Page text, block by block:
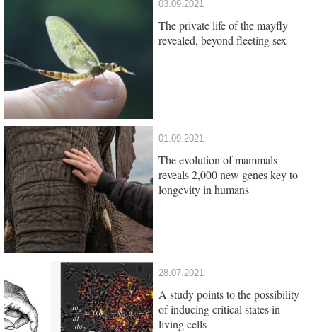
03.09.2021
The private life of the mayfly
revealed, beyond fleeting sex
01.09.2021
The evolution of mammals
reveals 2,000 new genes key to
longevity in humans
28.07.2021
A study points to the possibility
of inducing critical states in
living cells